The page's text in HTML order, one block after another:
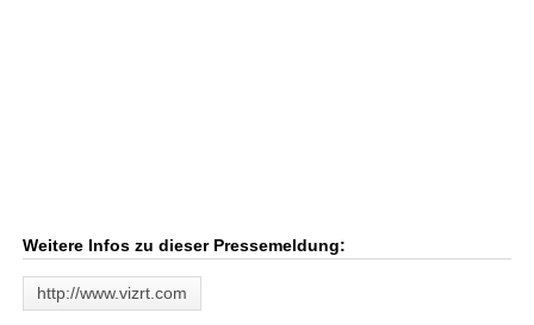
Weitere Infos zu dieser Pressemeldung:
http://www.vizrt.com